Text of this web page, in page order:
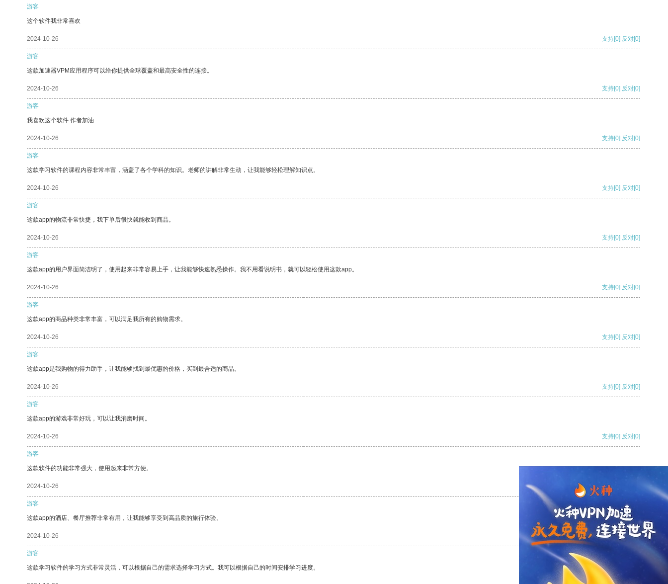
游客
这个软件我非常喜欢
2024-10-26 支持[0] 反对[0]
游客
这款加速器VPM应用程序可以给你提供全球覆盖和最高安全性的连接。
2024-10-26 支持[0] 反对[0]
游客
我喜欢这个软件 作者加油
2024-10-26 支持[0] 反对[0]
游客
这款学习软件的课程内容非常丰富，涵盖了各个学科的知识。老师的讲解非常生动，让我能够轻松理解知识点。
2024-10-26 支持[0] 反对[0]
游客
这款app的物流非常快捷，我下单后很快就能收到商品。
2024-10-26 支持[0] 反对[0]
游客
这款app的用户界面简洁明了，使用起来非常容易上手，让我能够快速熟悉操作。我不用看说明书，就可以轻松使用这款app。
2024-10-26 支持[0] 反对[0]
游客
这款app的商品种类非常丰富，可以满足我所有的购物需求。
2024-10-26 支持[0] 反对[0]
游客
这款app是我购物的得力助手，让我能够找到最优惠的价格，买到最合适的商品。
2024-10-26 支持[0] 反对[0]
游客
这款app的游戏非常好玩，可以让我消磨时间。
2024-10-26 支持[0] 反对[0]
游客
这款软件的功能非常强大，使用起来非常方便。
2024-10-26 支持
游客
这款app的酒店、餐厅推荐非常有用，让我能够享受到高品质的旅行体验。
2024-10-26 支持[0] 反对[0]
游客
这款学习软件的学习方式非常灵活，可以根据自己的需求选择学习方式。我可以根据自己的时间安排学习进度。